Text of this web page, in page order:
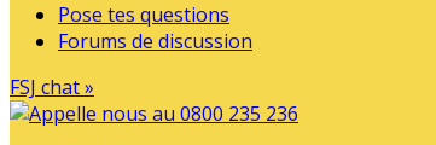
Pose tes questions
Forums de discussion
FSJ chat »